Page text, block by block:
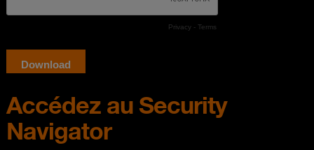
Accédez au Security
Navigator